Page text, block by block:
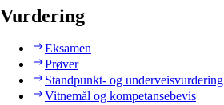
Vurdering
Eksamen
Prøver
Standpunkt- og underveisvurdering
Vitnemål og kompetansebevis